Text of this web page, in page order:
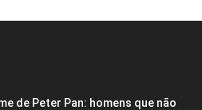
de Peter Pan: homens que não